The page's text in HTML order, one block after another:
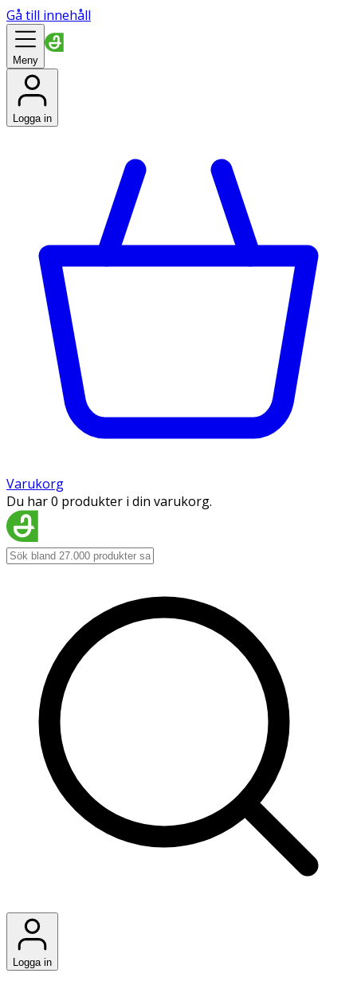
Gå till innehåll
Meny
Logga in
Varukorg
Du har 0 produkter i din varukorg.
Logga in